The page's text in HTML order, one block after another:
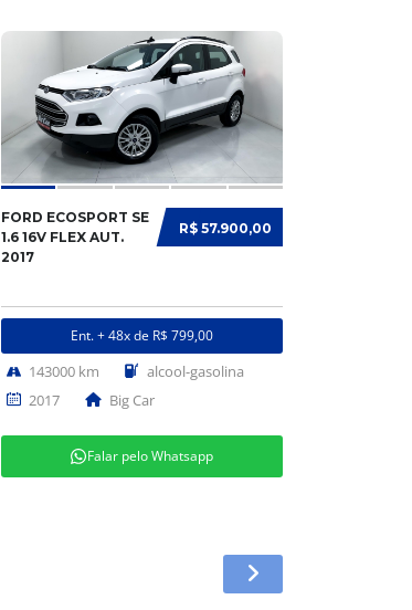
R$ 57.900,00
FORD ECOSPORT SE
1.6 16V FLEX AUT.
2017
Ent. + 48x de R$ 799,00
143000 km
alcool-gasolina
2017
Big Car
Falar pelo Whatsapp